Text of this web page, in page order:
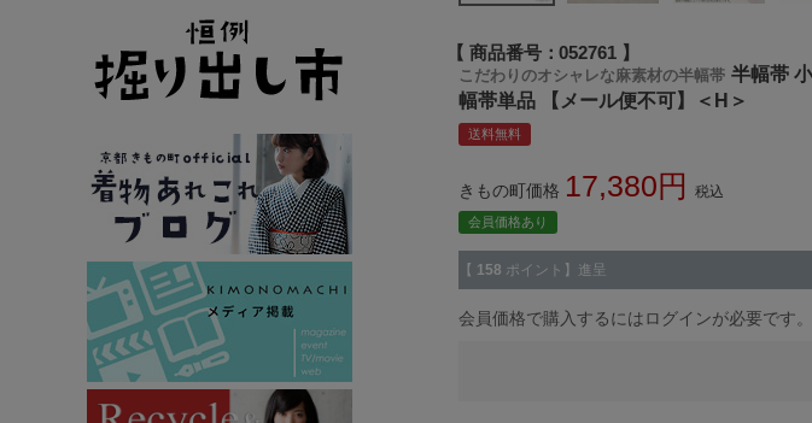
商品番号 052761
こだわりのオシャレな麻素材の半幅帯 半幅帯
幅帯単品 【メール便不可】＜H＞
送料無料
きもの町価格 17,380 税込
会員価格あり
【 158 ポイント】進呈
会員価格で購入するにはログインが必要です。